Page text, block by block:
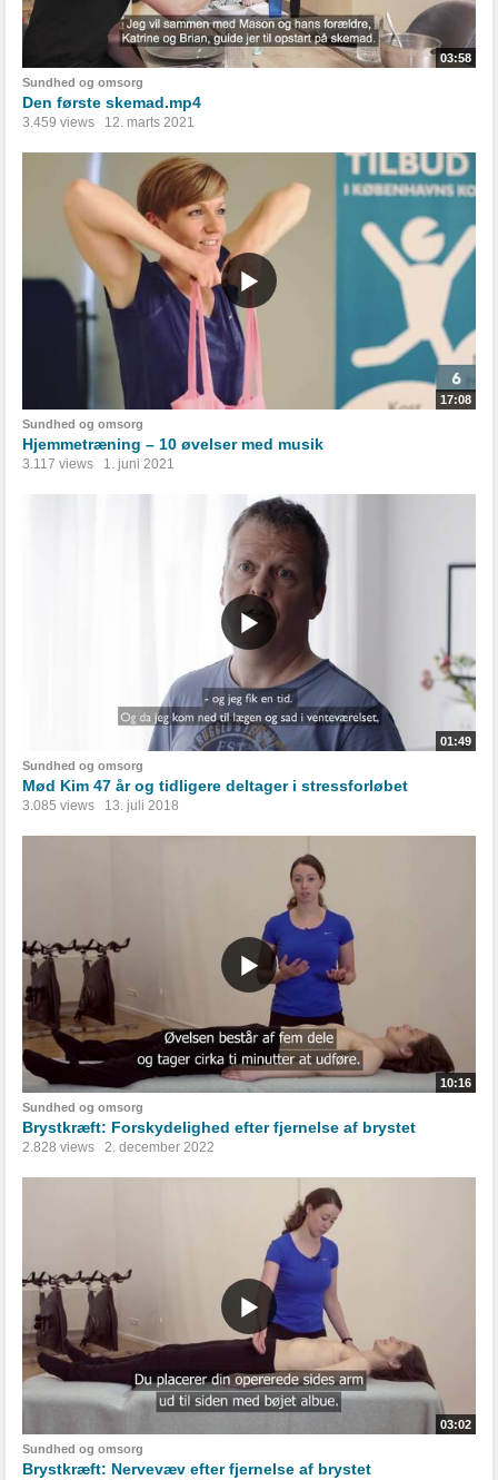
03:58
Sundhed og omsorg
Den første skemad.mp4
3.459 views 12. marts 2021
17:08
Sundhed og omsorg
Hjemmetræning – 10 øvelser med musik
3.117 views 1. juni 2021
01:49
Sundhed og omsorg
Mød Kim 47 år og tidligere deltager i stressforløbet
3.085 views 13. juli 2018
10:16
Sundhed og omsorg
Brystkræft: Forskydelighed efter fjernelse af brystet
2.828 views 2. december 2022
03:02
Sundhed og omsorg
Brystkræft: Nervevæv efter fjernelse af brystet